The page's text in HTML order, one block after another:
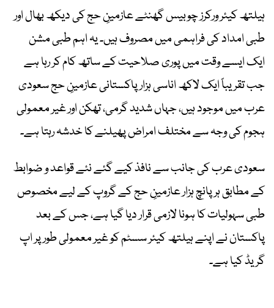
ہیلتھ کیئر ورکرز چوبیس گھنٹے عازمینِ حج کی دیکھ بھال اور
طبی امداد کی فراہمی میں مصروف ہیں۔ یہ اہم طبی مشن
ایک ایسے وقت میں پوری صلاحیت کے ساتھ کام کر رہا ہے
جب تقریباً ایک لاکھ اناسی ہزار پاکستانی عازمینِ حج سعودی
عرب میں موجود ہیں، جہاں شدید گرمی، تھکن اور غیر معمولی
ہجوم کی وجہ سے مختلف امراض پھیلنے کا خدشہ رہتا ہے۔
سعودی عرب کی جانب سے نافذ کیے گئے نئے قواعد و ضوابط
کے مطابق ہر پانچ ہزار عازمینِ حج کے گروپ کے لیے مخصوص
طبی سہولیات کا ہونا لازمی قرار دیا گیا ہے، جس کے بعد
پاکستان نے اپنے ہیلتھ کیئر سسٹم کو غیر معمولی طور پر اپ
گریڈ کیا ہے۔